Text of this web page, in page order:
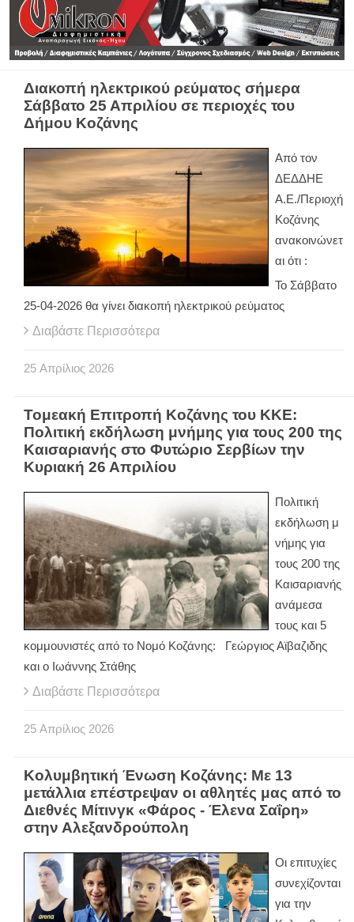
Διακοπή ηλεκτρικού ρεύματος σήμερα
Σάββατο 25 Απριλίου σε περιοχές του
Δήμου Κοζάνης
Από τον
ΔΕΔΔΗΕ
Α.Ε./Περιοχή
Κοζάνης
ανακοινώνετ
αι ότι :
Το Σάββατο
25-04-2026 θα γίνει διακοπή ηλεκτρικού ρεύματος
Διαβάστε Περισσότερα
25 Απρίλιος 2026
Τομεακή Επιτροπή Κοζάνης του ΚΚΕ:
Πολιτική εκδήλωση μνήμης για τους 200 της
Καισαριανής στο Φυτώριο Σερβίων την
Κυριακή 26 Απριλίου
Πολιτική
εκδήλωση μ
νήμης για
τους 200 της
Καισαριανής
ανάμεσα
τους και 5
κομμουνιστές από το Νομό Κοζάνης: Γεώργιος Αϊβαζιδης
και ο Ιωάννης Στάθης
Διαβάστε Περισσότερα
25 Απρίλιος 2026
Κολυμβητική Ένωση Κοζάνης: Με 13
μετάλλια επέστρεψαν οι αθλητές μας από το
Διεθνές Μίτινγκ «Φάρος - Έλενα Σαΐρη»
στην Αλεξανδρούπολη
Οι επιτυχίες
συνεχίζονται
για την